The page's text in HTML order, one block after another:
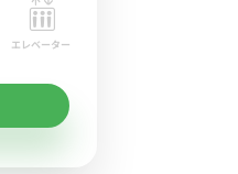
エレベーター